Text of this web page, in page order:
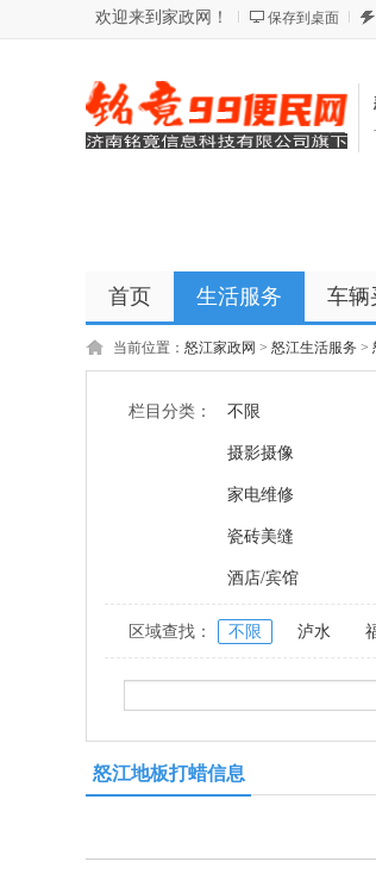
欢迎来到家政网！ 保存到桌面
首页 生活服务 车辆
商品 店铺
当前位置： 怒江家政网 > 怒江生活服务 >
栏目分类： 不限
摄影摄像
家电维修
瓷砖美缝
酒店/宾馆
区域查找： 不限 泸水
怒江地板打蜡信息